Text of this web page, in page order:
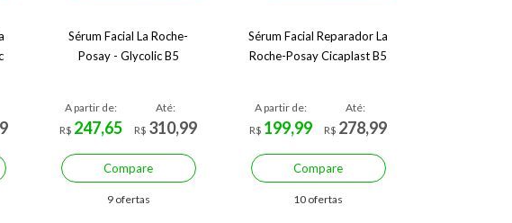
Sérum Facial La Roche-
Posay - Glycolic B5
A partir de:
R$ 247,65
Até:
R$ 310,99
Compare
9 ofertas
Sérum Facial Reparador La
Roche-Posay Cicaplast B5
A partir de:
R$ 199,99
Até:
R$ 278,99
Compare
10 ofertas